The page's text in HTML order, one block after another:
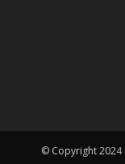
© Copyright 2024